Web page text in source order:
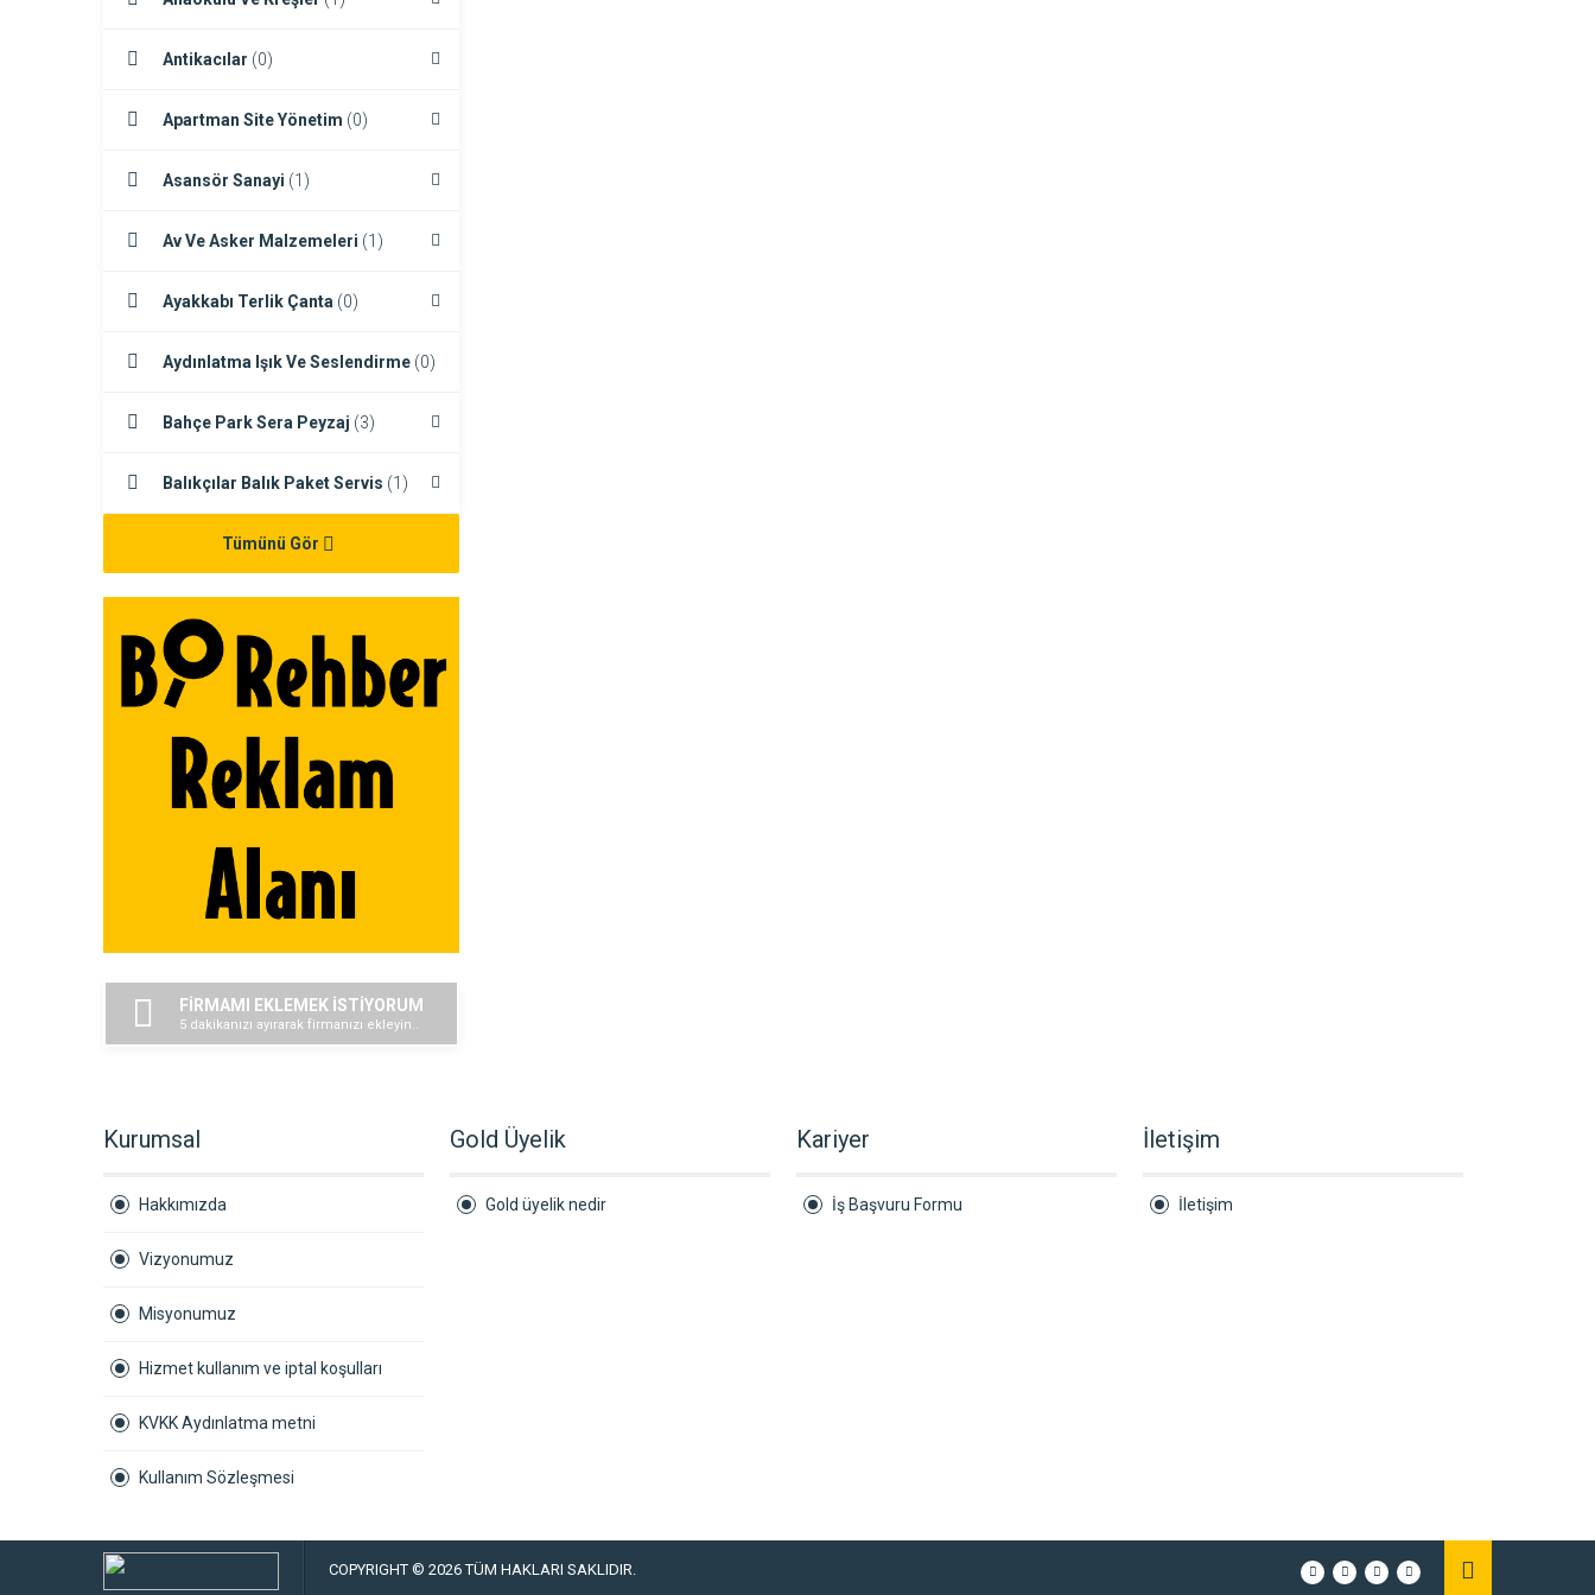
Antikacılar (0)
Apartman Site Yönetim (0)
Asansör Sanayi (1)
Av Ve Asker Malzemeleri (1)
Ayakkabı Terlik Çanta (0)
Aydınlatma Işık Ve Seslendirme (0)
Bahçe Park Sera Peyzaj (3)
Balıkçılar Balık Paket Servis (1)
Tümünü Gör
FİRMAMI EKLEMEK İSTİYORUM
5 dakikanızı ayırarak firmanızı ekleyin..
Kurumsal
Hakkımızda
Vizyonumuz
Misyonumuz
Hizmet kullanım ve iptal koşulları
KVKK Aydınlatma metni
Kullanım Sözleşmesi
Gold Üyelik
Gold üyelik nedir
Kariyer
İş Başvuru Formu
İletişim
İletişim
COPYRIGHT © 2026 TÜM HAKLARI SAKLIDIR.